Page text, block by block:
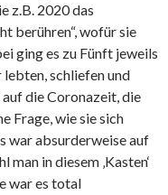
z.B. 2020 das
berühren“, wofür sie
ging es zu Fünft jeweils
schliefen und
die Coronazeit, die
Frage, wie sie sich
war absurderweise auf
in diesem ‚Kasten‘
war es total